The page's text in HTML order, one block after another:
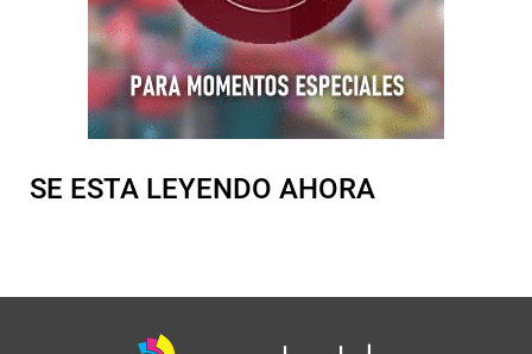
SE ESTA LEYENDO AHORA